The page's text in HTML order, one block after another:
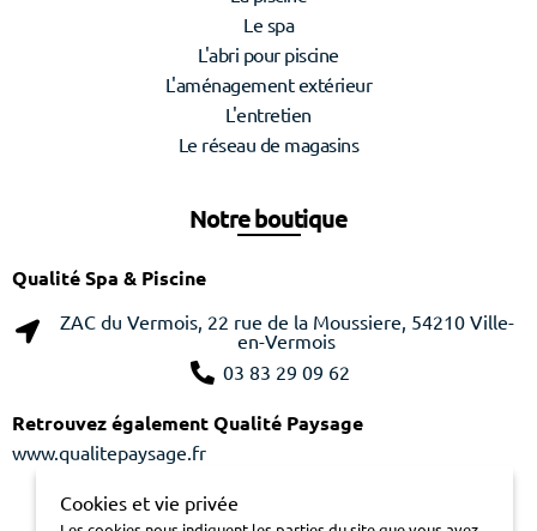
Le spa
L'abri pour piscine
L'aménagement extérieur
L'entretien
Le réseau de magasins
Notre boutique
Qualité Spa & Piscine
ZAC du Vermois, 22 rue de la Moussiere, 54210 Ville-
en-Vermois
03 83 29 09 62
Retrouvez également Qualité Paysage
www.qualitepaysage.fr
Cookies et vie privée